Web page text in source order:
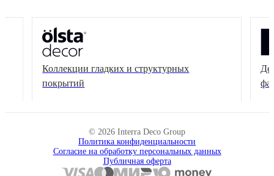
Коллекции гладких и структурных
покрытий
© 2026 Interra Deco Group
Политика конфиденциальности
Согласие на обработку персональных данных
Публичная оферта